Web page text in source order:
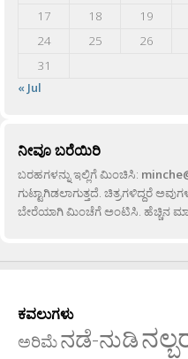
17
18 19
24
25 26
31
« Jul
ನೀವೂ ಬರೆಯಿರಿ
ಬರಹಗಳನ್ನು ಇಲ್ಲಿಗೆ ಮಿಂಚಿಸಿ:
ಗುಟ್ಟಾಗಿಡಲಾಗುತ್ತದೆ. ಚಿತ್ರಗಳಿದ್ದರೆ
ಬೇರೆಯಾಗಿ ಮಿಂಚೆಗೆ ಅಂಟಿಸಿ. ಹೆಚ್ಚಿನ
ಕವಲುಗಳು
ಅರಿಮೆನಡೆ-ನುಡಿ